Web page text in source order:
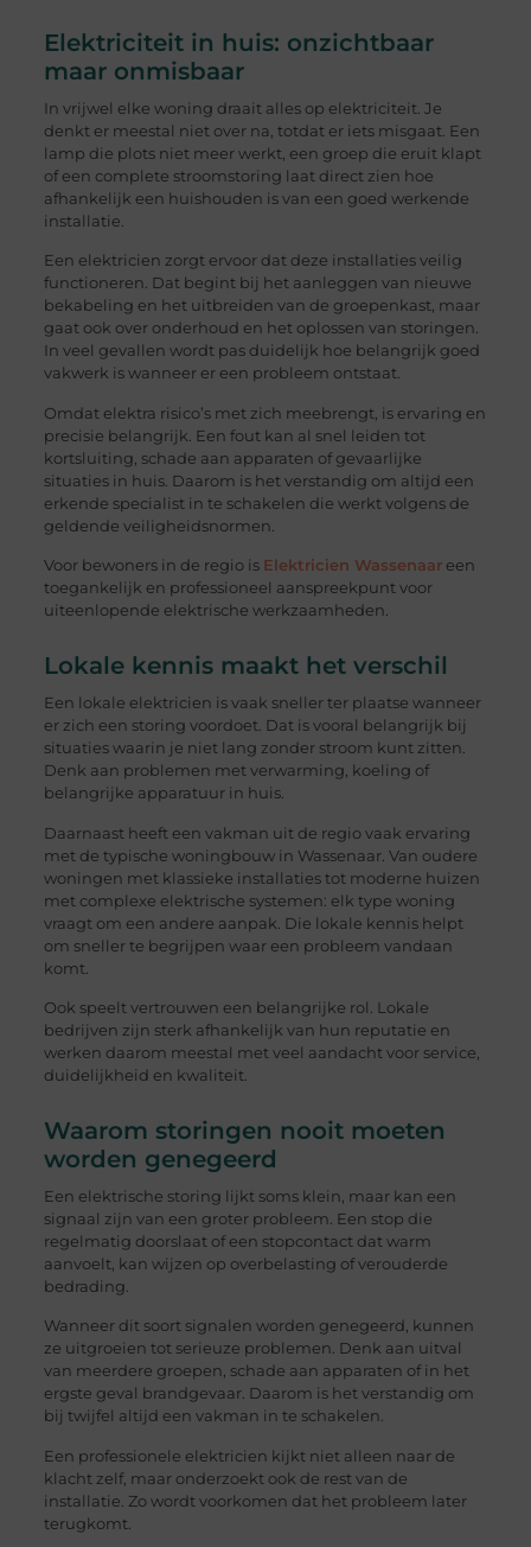
Elektriciteit in huis: onzichtbaar
maar onmisbaar
In vrijwel elke woning draait alles op elektriciteit. Je
denkt er meestal niet over na, totdat er iets misgaat. Een
lamp die plots niet meer werkt, een groep die eruit klapt
of een complete stroomstoring laat direct zien hoe
afhankelijk een huishouden is van een goed werkende
installatie.
Een elektricien zorgt ervoor dat deze installaties veilig
functioneren. Dat begint bij het aanleggen van nieuwe
bekabeling en het uitbreiden van de groepenkast, maar
gaat ook over onderhoud en het oplossen van storingen.
In veel gevallen wordt pas duidelijk hoe belangrijk goed
vakwerk is wanneer er een probleem ontstaat.
Omdat elektra risico’s met zich meebrengt, is ervaring en
precisie belangrijk. Een fout kan al snel leiden tot
kortsluiting, schade aan apparaten of gevaarlijke
situaties in huis. Daarom is het verstandig om altijd een
erkende specialist in te schakelen die werkt volgens de
geldende veiligheidsnormen.
Voor bewoners in de regio is Elektricien Wassenaareen
toegankelijk en professioneel aanspreekpunt voor
uiteenlopende elektrische werkzaamheden.
Lokale kennis maakt het verschil
Een lokale elektricien is vaak sneller ter plaatse wanneer
er zich een storing voordoet. Dat is vooral belangrijk bij
situaties waarin je niet lang zonder stroom kunt zitten.
Denk aan problemen met verwarming, koeling of
belangrijke apparatuur in huis.
Daarnaast heeft een vakman uit de regio vaak ervaring
met de typische woningbouw in Wassenaar. Van oudere
woningen met klassieke installaties tot moderne huizen
met complexe elektrische systemen: elk type woning
vraagt om een andere aanpak. Die lokale kennis helpt
om sneller te begrijpen waar een probleem vandaan
komt.
Ook speelt vertrouwen een belangrijke rol. Lokale
bedrijven zijn sterk afhankelijk van hun reputatie en
werken daarom meestal met veel aandacht voor service,
duidelijkheid en kwaliteit.
Waarom storingen nooit moeten
worden genegeerd
Een elektrische storing lijkt soms klein, maar kan een
signaal zijn van een groter probleem. Een stop die
regelmatig doorslaat of een stopcontact dat warm
aanvoelt, kan wijzen op overbelasting of verouderde
bedrading.
Wanneer dit soort signalen worden genegeerd, kunnen
ze uitgroeien tot serieuze problemen. Denk aan uitval
van meerdere groepen, schade aan apparaten of in het
ergste geval brandgevaar. Daarom is het verstandig om
bij twijfel altijd een vakman in te schakelen.
Een professionele elektricien kijkt niet alleen naar de
klacht zelf, maar onderzoekt ook de rest van de
installatie. Zo wordt voorkomen dat het probleem later
terugkomt.